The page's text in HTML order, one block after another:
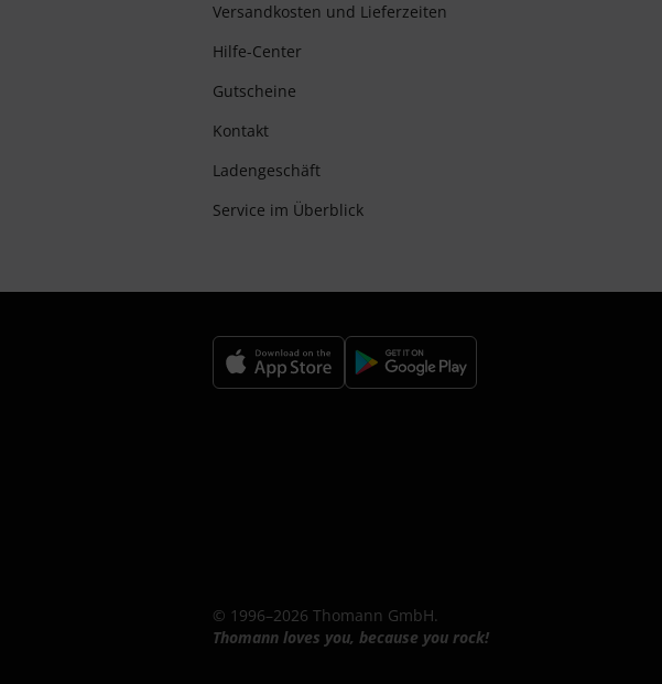
Versandkosten und Lieferzeiten
Hilfe-Center
Gutscheine
Kontakt
Ladengeschäft
Service im Überblick
© 1996–2026 Thomann GmbH.
Thomann loves you, because you rock!